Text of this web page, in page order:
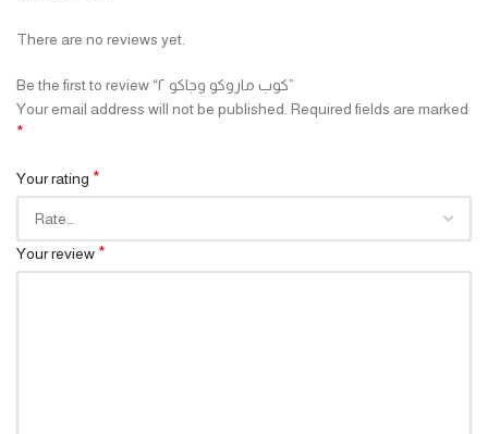
There are no reviews yet.
Be the first to review “كوب ماروكو وجاكو ٢”
Your email address will not be published. Required fields are marked
*
Your rating *
Your review *